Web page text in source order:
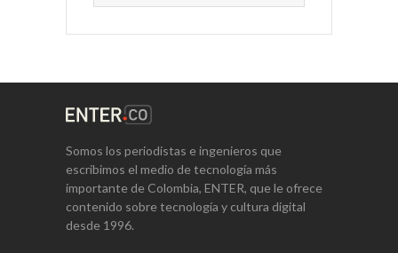
Somos los periodistas e ingenieros que
escribimos el medio de tecnología más
importante de Colombia, ENTER, que le ofrece
contenido sobre tecnología y cultura digital
desde 1996.